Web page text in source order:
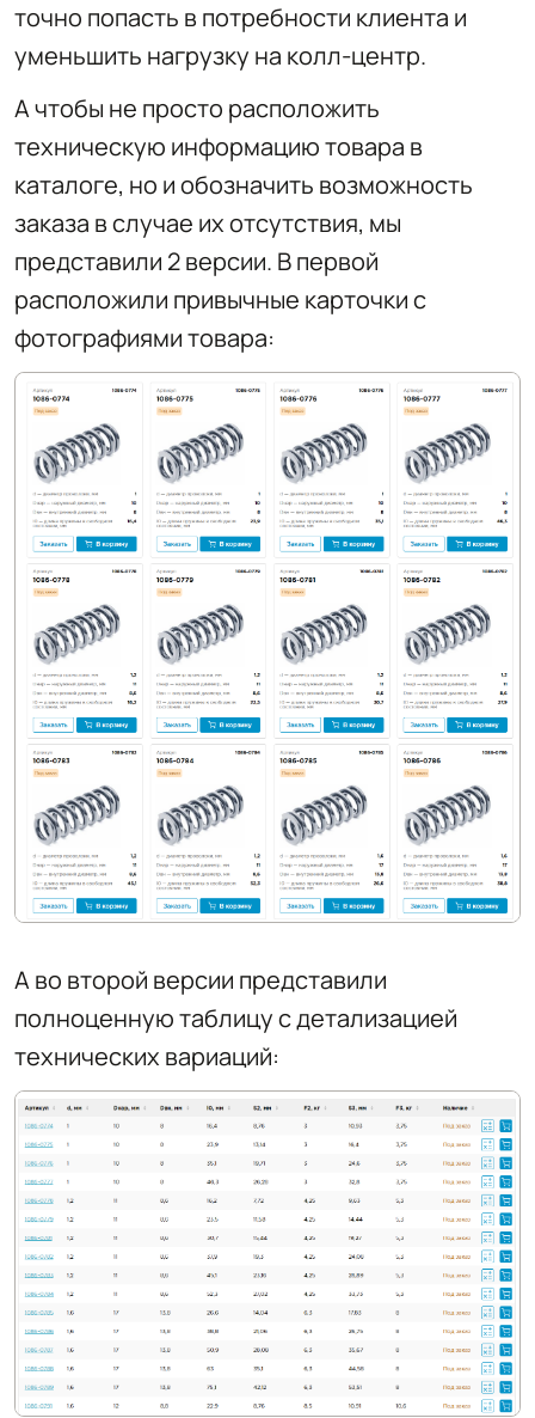
точно попасть в потребности клиента и
уменьшить нагрузку на колл-центр.
А чтобы не просто расположить
техническую информацию товара в
каталоге, но и обозначить возможность
заказа в случае их отсутствия, мы
представили 2 версии. В первой
расположили привычные карточки с
фотографиями товара:
А во второй версии представили
полноценную таблицу с детализацией
технических вариаций: